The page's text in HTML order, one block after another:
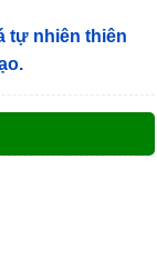
tự nhiên thiên